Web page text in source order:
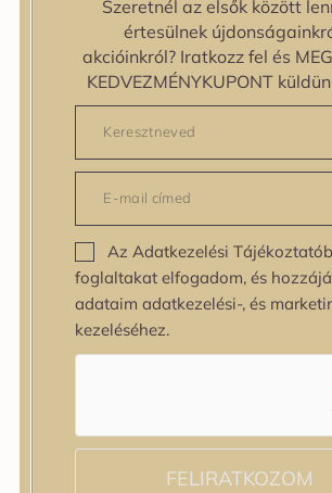
zipiderm
Bőrállapot
Bőrállapot
Bőrtípus
Bőrtípus
Kombinált
Száraz
Zsíros
Bőrprobléma
Bőrprobléma
Bőrpír
Dehidratált bőr
Érzékeny bőr
Fakóság
Szeretnél az elsők között
értesülnek
akcióinkról? Iratkozz fel és
KEDVEZMÉNYKUPONT
Az Adatkezelési
foglaltakat elfogadom, és
adataim adatkezelési-, és
kezeléséhez.
FELIRATKOZOM